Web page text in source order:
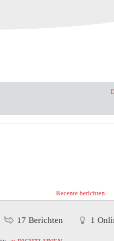
Recente berichten
17 Berichten 1